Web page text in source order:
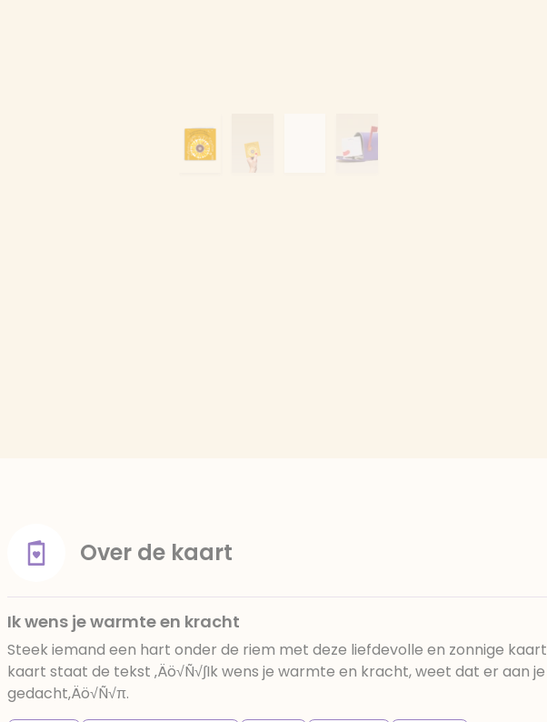
Over de kaart
Ik wens je warmte en kracht
Steek iemand een hart onder de riem met deze liefdevolle en zonnige
kaart staat de tekst ‚Äö√Ñ√∫Ik wens je warmte en kracht, weet dat er aan
gedacht‚Äö√Ñ√π.